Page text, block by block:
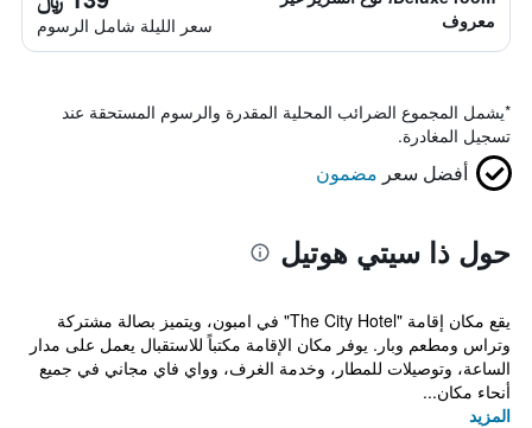
معروف
سعر الليلة شامل الرسوم
*يشمل المجموع الضرائب المحلية المقدرة والرسوم المستحقة عند
تسجيل المغادرة.
أفضل سعر مضمون
حول ذا سيتي هوتيل
يقع مكان إقامة "The City Hotel" في امبون، ويتميز بصالة مشتركة
وتراس ومطعم وبار. يوفر مكان الإقامة مكتباً للاستقبال يعمل على مدار
الساعة، وتوصيلات للمطار، وخدمة الغرف، وواي فاي مجاني في جميع
أنحاء مكان...
المزيد